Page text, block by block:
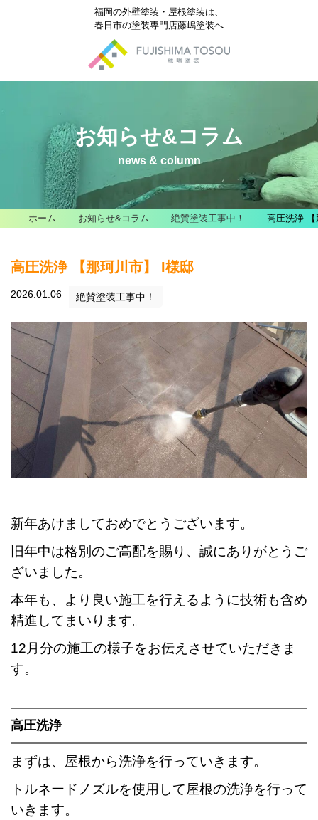
福岡の外壁塗装・屋根塗装は、
春日市の塗装専門店藤嶋塗装へ
お知らせ&コラム
news & column
ホーム お知らせ&コラム 絶賛塗装工事中！ 高圧洗浄
高圧洗浄 【那珂川市】 I様邸
2026.01.06 絶賛塗装工事中！
新年あけましておめでとうございます。
旧年中は格別のご高配を賜り、誠にありがとうご
ざいました。
本年も、より良い施工を行えるように技術も含め
精進してまいります。
12月分の施工の様子をお伝えさせていただきま
す。
高圧洗浄
まずは、屋根から洗浄を行っていきます。
トルネードノズルを使用して屋根の洗浄を行って
いきます。